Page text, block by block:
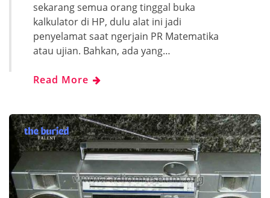
sekarang semua orang tinggal buka
kalkulator di HP, dulu alat ini jadi
penyelamat saat ngerjain PR Matematika
atau ujian. Bahkan, ada yang…
Read More